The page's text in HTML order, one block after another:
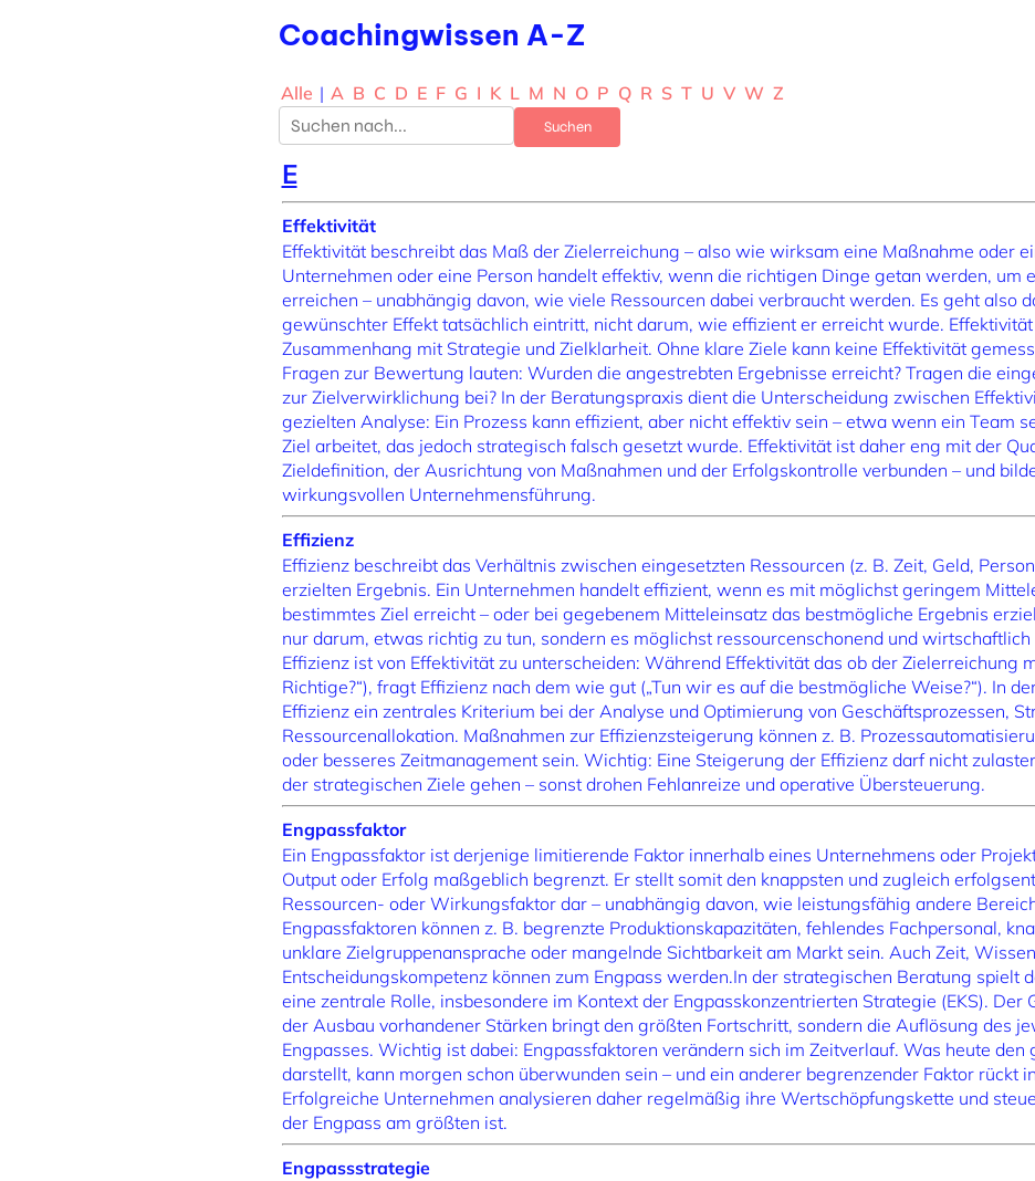
Coachingwissen A-Z
Alle | A B C D E F G I K L M N O P Q R S T U V W Z
E
Effektivität
Effektivität beschreibt das Maß der Zielerreichung – also wie wirksam eine Maßnahme oder
Unternehmen oder eine Person handelt effektiv, wenn die richtigen Dinge getan werden, um
erreichen – unabhängig davon, wie viele Ressourcen dabei verbraucht werden. Es geht also
gewünschter Effekt tatsächlich eintritt, nicht darum, wie effizient er erreicht wurde.
Zusammenhang mit Strategie und Zielklarheit. Ohne klare Ziele kann keine Effektivität
Fragen zur Bewertung lauten: Wurden die angestrebten Ergebnisse erreicht? Tragen die
zur Zielverwirklichung bei? In der Beratungspraxis dient die Unterscheidung zwischen
gezielten Analyse: Ein Prozess kann effizient, aber nicht effektiv sein – etwa wenn ein Team
Ziel arbeitet, das jedoch strategisch falsch gesetzt wurde. Effektivität ist daher eng mit der
Zieldefinition, der Ausrichtung von Maßnahmen und der Erfolgskontrolle verbunden – und
wirkungsvollen Unternehmensführung.
Effizienz
Effizienz beschreibt das Verhältnis zwischen eingesetzten Ressourcen (z. B. Zeit, Geld,
erzielten Ergebnis. Ein Unternehmen handelt effizient, wenn es mit möglichst geringem
bestimmtes Ziel erreicht – oder bei gegebenem Mitteleinsatz das bestmögliche Ergebnis
nur darum, etwas richtig zu tun, sondern es möglichst ressourcenschonend und wirtschaftlich
Effizienz ist von Effektivität zu unterscheiden: Während Effektivität das ob der Zielerreichung
Richtige?“), fragt Effizienz nach dem wie gut („Tun wir es auf die bestmögliche Weise?“). In
Effizienz ein zentrales Kriterium bei der Analyse und Optimierung von Geschäftsprozessen,
Ressourcenallokation. Maßnahmen zur Effizienzsteigerung können z. B.
oder besseres Zeitmanagement sein. Wichtig: Eine Steigerung der Effizienz darf nicht
der strategischen Ziele gehen – sonst drohen Fehlanreize und operative Übersteuerung.
Engpassfaktor
Ein Engpassfaktor ist derjenige limitierende Faktor innerhalb eines Unternehmens oder
Output oder Erfolg maßgeblich begrenzt. Er stellt somit den knappsten und zugleich
Ressourcen- oder Wirkungsfaktor dar – unabhängig davon, wie leistungsfähig andere
Engpassfaktoren können z. B. begrenzte Produktionskapazitäten, fehlendes Fachpersonal,
unklare Zielgruppenansprache oder mangelnde Sichtbarkeit am Markt sein. Auch Zeit,
Entscheidungskompetenz können zum Engpass werden.In der strategischen Beratung spielt
eine zentrale Rolle, insbesondere im Kontext der Engpasskonzentrierten Strategie (EKS). Der
der Ausbau vorhandener Stärken bringt den größten Fortschritt, sondern die Auflösung des
Engpasses. Wichtig ist dabei: Engpassfaktoren verändern sich im Zeitverlauf. Was heute den
darstellt, kann morgen schon überwunden sein – und ein anderer begrenzender Faktor rückt
Erfolgreiche Unternehmen analysieren daher regelmäßig ihre Wertschöpfungskette und
der Engpass am größten ist.
Engpassstrategie